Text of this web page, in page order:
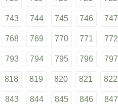
743 744 745 746 747
768 769 770 771 772
793 794 795 796 797
818 819 820 821 822
843 844 845 846 847